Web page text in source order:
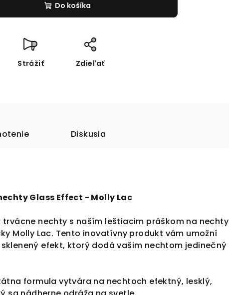
Do košíka
Strážiť Zdieľať
Diskusia
Glass Effect - Molly Lac
nechty s naším leštiacim práškom na nechty
Molly Lac. Tento inovatívny produkt vám umožní
efekt, ktorý dodá vašim nechtom jedinečný
formula vytvára na nechtoch efektný, lesklý,